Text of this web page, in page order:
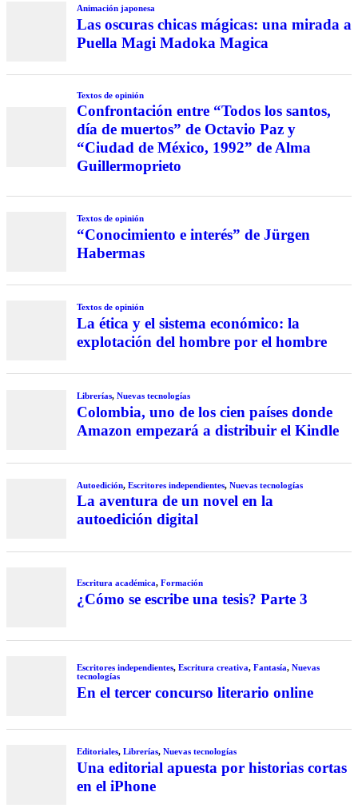
Animación japonesa
Las oscuras chicas mágicas: una mirada a
Puella Magi Madoka Magica
Textos de opinión
Confrontación entre “Todos los santos,
día de muertos” de Octavio Paz y
“Ciudad de México, 1992” de Alma
Guillermoprieto
Textos de opinión
“Conocimiento e interés” de Jürgen
Habermas
Textos de opinión
La ética y el sistema económico: la
explotación del hombre por el hombre
Librerías, Nuevas tecnologías
Colombia, uno de los cien países donde
Amazon empezará a distribuir el Kindle
Autoedición, Escritores independientes, Nuevas tecnologías
La aventura de un novel en la
autoedición digital
Escritura académica, Formación
¿Cómo se escribe una tesis? Parte 3
Escritores independientes, Escritura creativa, Fantasía, Nuevas
tecnologías
En el tercer concurso literario online
Editoriales, Librerías, Nuevas tecnologías
Una editorial apuesta por historias cortas
en el iPhone